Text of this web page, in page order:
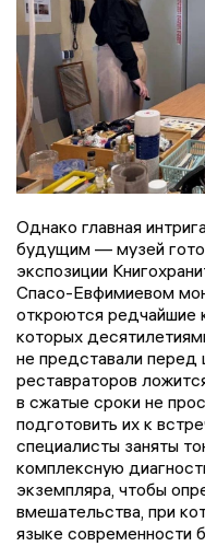
Однако главная
будущим — музей
экспозиции
Спасо-Евфимиевом
откроются редчайшие
которых
не представали перед
реставраторов
в сжатые сроки не
подготовить их к
специалисты заняты
комплексную
экземпляра, чтобы
вмешательства, при
языке современности